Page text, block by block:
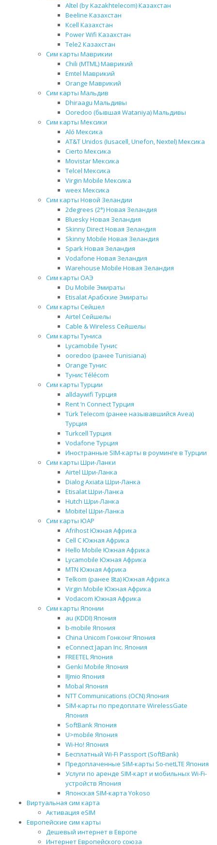
Altel (by Kazakhtelecom) Казахстан
Beeline Казахстан
Kcell Казахстан
Power Wifi Казахстан
Tele2 Казахстан
Сим карты Маврикии
Chili (MTML) Маврикий
Emtel Маврикий
Orange Маврикий
Сим карты Мальдив
Dhiraagu Мальдивы
Ooredoo (бывшая Wataniya) Мальдивы
Сим карты Мексики
Aló Мексика
AT&T Unidos (Iusacell, Unefon, Nextel) Мексика
Cierto Мексика
Movistar Мексика
Telcel Мексика
Virgin Mobile Мексика
weex Мексика
Сим карты Новой Зеландии
2degrees (2°) Новая Зеландия
Bluesky Новая Зеландия
Skinny Direct Новая Зеландия
Skinny Mobile Новая Зеландия
Spark Новая Зеландия
Vodafone Новая Зеландия
Warehouse Mobile Новая Зеландия
Сим карты ОАЭ
Du Mobile Эмираты
Etisalat Арабские Эмираты
Сим карты Сейшел
Airtel Сейшелы
Cable & Wireless Сейшелы
Сим карты Туниса
Lycamobile Тунис
ooredoo (ранее Tunisiana)
Orange Тунис
Тунис Télécom
Сим карты Турции
alldaywifi Турция
Rent ‘n Connect Турция
Türk Telecom (ранее называвшийся Avea)
Турция
Turkcell Турция
Vodafone Турция
Иностранные SIM-карты в роуминге в Турции
Сим карты Шри-Ланки
Airtel Шри-Ланка
Dialog Axiata Шри-Ланка
Etisalat Шри-Ланка
Hutch Шри-Ланка
Mobitel Шри-Ланка
Сим карты ЮАР
Afrihost Южная Африка
Cell C Южная Африка
Hello Mobile Южная Африка
Lycamobile Южная Африка
MTN Южная Африка
Telkom (ранее 8ta) Южная Африка
Virgin Mobile Южная Африка
Vodacom Южная Африка
Сим карты Японии
au (KDDI) Япония
b-mobile Япония
China Unicom Гонконг Япония
eConnect Japan Inc. Япония
FREETEL Япония
Genki Mobile Япония
IIJmio Япония
Mobal Япония
NTT Communications (OCN) Япония
SIM-карты по предоплате WirelessGate
Япония
SoftBank Япония
U>mobile Япония
Wi-Ho! Япония
Бесплатный Wi-Fi Passport (SoftBank)
Предоплаченные SIM-карты So-netLTE Япония
Услуги по аренде SIM-карт и мобильных Wi-Fi-
устройств Япония
Японская SIM-карта Yokoso
Виртуальная сим карта
Активация eSIM
Европейские сим карты
Дешевый интернет в Европе
Интернет Европейского союза